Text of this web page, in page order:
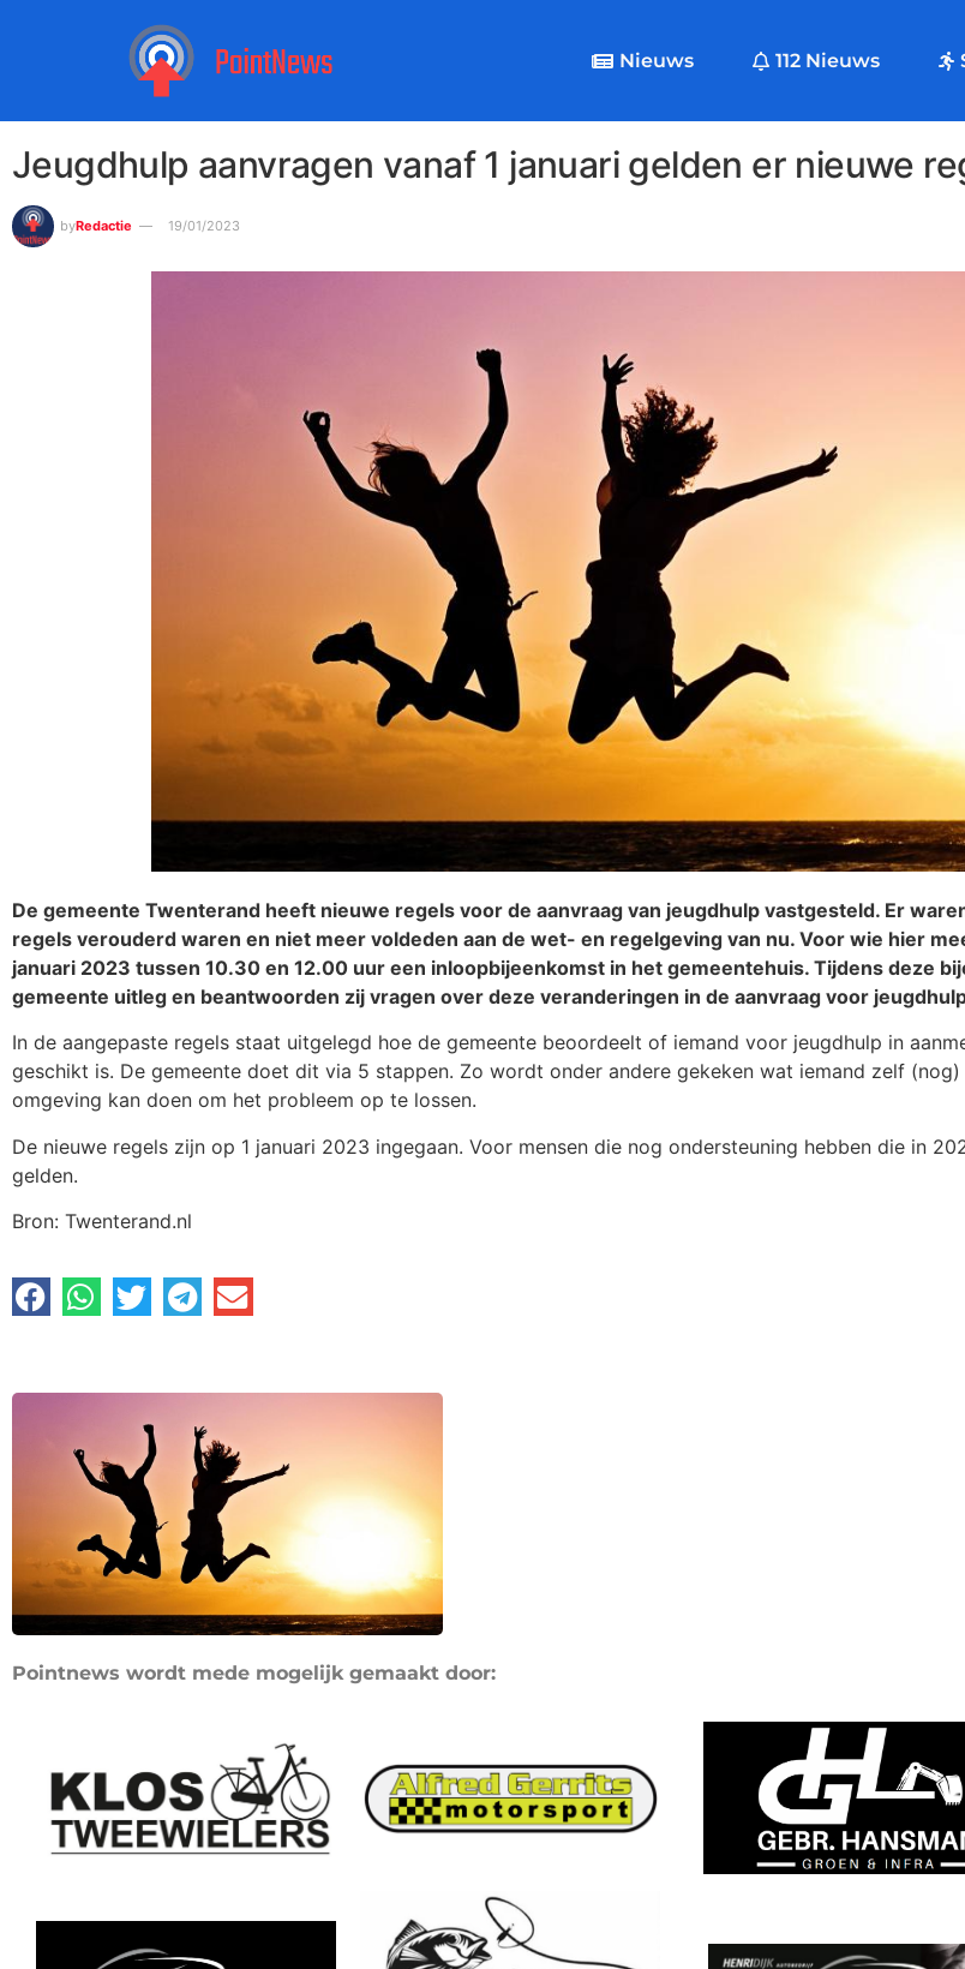
Nieuws 112 Nieuws
Jeugdhulp aanvragen vanaf 1 januari gelden er nieuwe
byRedactie 19/01/2023
De gemeente Twenterand heeft nieuwe regels voor de aanvraag van jeugdhulp vastgesteld. Er
regels verouderd waren en niet meer voldeden aan de wet- en regelgeving van nu. Voor wie hier
januari 2023 tussen 10.30 en 12.00 uur een inloopbijeenkomst in het gemeentehuis. Tijdens deze
gemeente uitleg en beantwoorden zij vragen over deze veranderingen in de aanvraag voor
In de aangepaste regels staat uitgelegd hoe de gemeente beoordeelt of iemand voor jeugdhulp in
geschikt is. De gemeente doet dit via 5 stappen. Zo wordt onder andere gekeken wat iemand zelf
omgeving kan doen om het probleem op te lossen.
De nieuwe regels zijn op 1 januari 2023 ingegaan. Voor mensen die nog ondersteuning hebben die in
gelden.
Bron: Twenterand.nl
Pointnews wordt mede mogelijk gemaakt door: